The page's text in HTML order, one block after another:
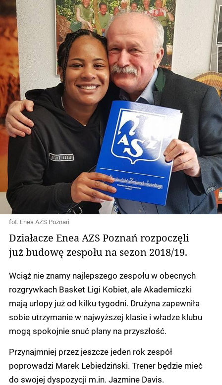
fot. Enea AZS Poznań
Działacze Enea AZS Poznań rozpoczęli
już budowę zespołu na sezon 2018/19.
Wciąż nie znamy najlepszego zespołu w obecnych
rozgrywkach Basket Ligi Kobiet, ale Akademiczki
mają urlopy już od kilku tygodni. Drużyna zapewniła
sobie utrzymanie w najwyższej klasie i władze klubu
mogą spokojnie snuć plany na przyszłość.
Przynajmniej przez jeszcze jeden rok zespół
poprowadzi Marek Lebiedziński. Trener będzie mieć
do swojej dyspozycji m.in. Jazmine Davis.